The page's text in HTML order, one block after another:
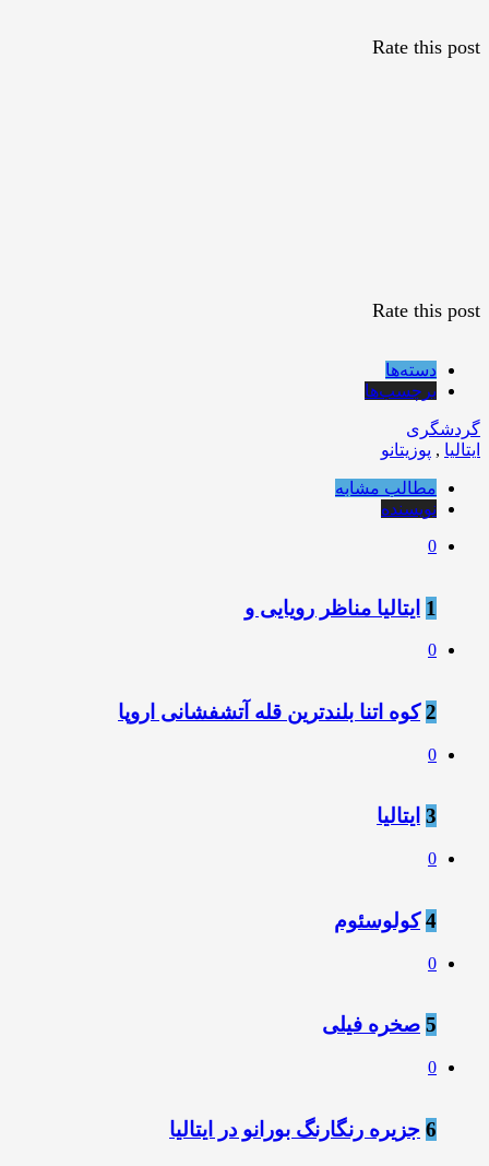
Rate this post
Rate this post
دسته‌ها
برچسب‌ها
گردشگری
ایتالیا , پوزیتانو
مطالب مشابه
نویسنده
0
1 ایتالیا مناظر رویایی و
0
2 کوه اتنا بلندترین قله آتشفشانی اروپا
0
3 ایتالیا
0
4 کولوسئوم
0
5 صخره فیلی
0
6 جزیره رنگارنگ بورانو در ایتالیا